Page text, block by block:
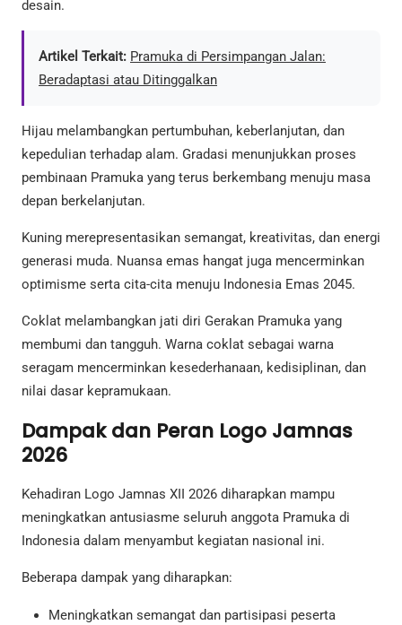
desain.
Artikel Terkait: Pramuka di Persimpangan Jalan:
Beradaptasi atau Ditinggalkan
Hijau melambangkan pertumbuhan, keberlanjutan, dan
kepedulian terhadap alam. Gradasi menunjukkan proses
pembinaan Pramuka yang terus berkembang menuju masa
depan berkelanjutan.
Kuning merepresentasikan semangat, kreativitas, dan energi
generasi muda. Nuansa emas hangat juga mencerminkan
optimisme serta cita-cita menuju Indonesia Emas 2045.
Coklat melambangkan jati diri Gerakan Pramuka yang
membumi dan tangguh. Warna coklat sebagai warna
seragam mencerminkan kesederhanaan, kedisiplinan, dan
nilai dasar kepramukaan.
Dampak dan Peran Logo Jamnas
2026
Kehadiran Logo Jamnas XII 2026 diharapkan mampu
meningkatkan antusiasme seluruh anggota Pramuka di
Indonesia dalam menyambut kegiatan nasional ini.
Beberapa dampak yang diharapkan:
Meningkatkan semangat dan partisipasi peserta